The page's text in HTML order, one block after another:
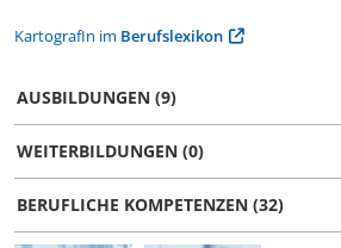
KartografIn im Berufslexikon
AUSBILDUNGEN (9)
WEITERBILDUNGEN (0)
BERUFLICHE KOMPETENZEN (32)